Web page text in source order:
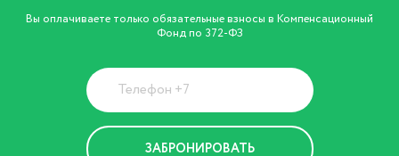
Вы оплачиваете только обязательные взносы в Компенсационный
Фонд по 372-ФЗ